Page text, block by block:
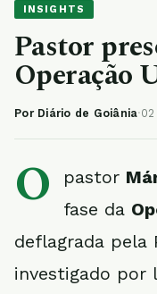
INSIGHTS
Pastor
Operação
Por Diário de Goiânia·
O pastor
fase da
deflagrada pela
investigado por